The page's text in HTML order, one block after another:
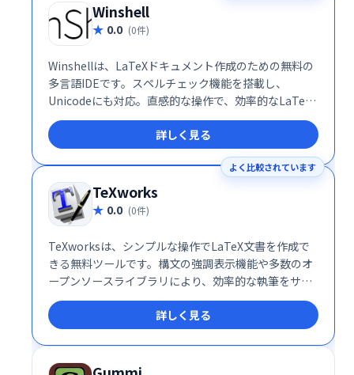
Winshell
0.0 (0件)
Winshellは、LaTeXドキュメント作成のための無料の
多言語IDEです。スペルチェック機能を搭載し、
Unicodeにも対応。直感的な操作で、効率的なLaTeX
文書作成を実現します。
詳しく見る
よく比較されています
TeXworks
0.0 (0件)
TeXworksは、シンプルな操作でLaTeX文書を作成で
きる無料ツールです。構文の強調表示機能や多数のオ
ープンソースライブラリにより、効率的な執筆をサポ
ート。PDFへの変換も容易に行えます。LaTeX初心者
にもおすすめです。
詳しく見る